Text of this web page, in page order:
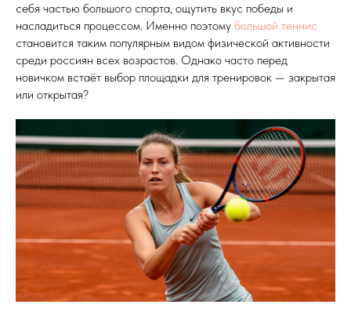
себя частью большого спорта, ощутить вкус победы и
насладиться процессом. Именно поэтому большой теннис
становится таким популярным видом физической активности
среди россиян всех возрастов. Однако часто перед
новичком встаёт выбор площадки для тренировок — закрытая
или открытая?